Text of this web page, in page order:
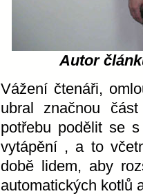
Autor
Vážení čtenáři,
ubral značnou
potřebu podělit se
vytápění , a to
době lidem, aby
automatických kotlů